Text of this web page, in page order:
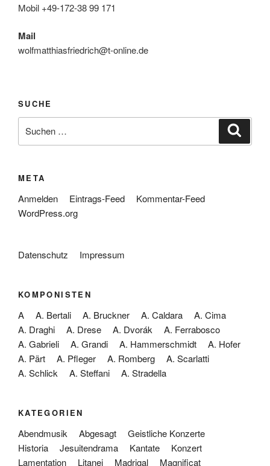
Mobil +49-172-38 99 171
Mail
wolfmatthiasfriedrich@t-online.de
SUCHE
nach:
META
Anmelden Eintrags-Feed
Kommentar-Feed
WordPress.org
Datenschutz Impressum
KOMPONISTEN
A A. Bertali A. Bruckner A. Caldara
A. Cima
A. Draghi
A. Drese A. Dvorák
A. Ferrabosco
A. Gabrieli
A. Grandi A. Hammerschmidt
A. Hofer
A. Pärt
A. Pfleger A. Romberg
A. Scarlatti
A. Schlick
A. Steffani A. Stradella
KATEGORIEN
Abendmusik Abgesagt
Geistliche Konzerte
Historia
Jesuitendrama Kantate
Konzert
Lamentation
Litanei Madrigal Magnificat